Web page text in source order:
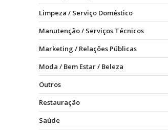
Limpeza / Serviço Doméstico
Manutenção / Serviços Técnicos
Marketing / Relações Públicas
Moda / Bem Estar / Beleza
Outros
Restauração
Saúde